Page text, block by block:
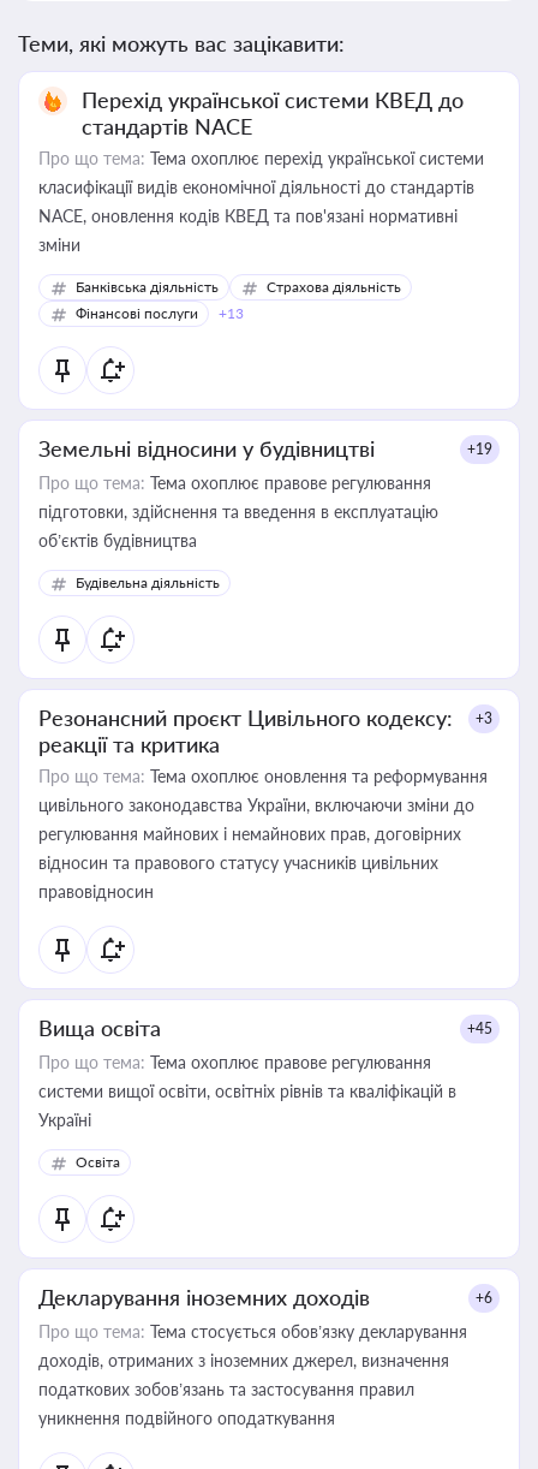
Теми, які можуть вас зацікавити:
Перехід української системи КВЕД до
стандартів NACE
Про що тема: Тема охоплює перехід української системи
класифікації видів економічної діяльності до стандартів
NACE, оновлення кодів КВЕД та пов'язані нормативні
зміни
Банківська діяльність
Страхова діяльність
Фінансові послуги
+13
Земельні відносини у будівництві +19
Про що тема: Тема охоплює правове регулювання
підготовки, здійснення та введення в експлуатацію
об’єктів будівництва
Будівельна діяльність
Резонансний проєкт Цивільного кодексу:
реакції та критика
+3
Про що тема: Тема охоплює оновлення та реформування
цивільного законодавства України, включаючи зміни до
регулювання майнових і немайнових прав, договірних
відносин та правового статусу учасників цивільних
правовідносин
Вища освіта +45
Про що тема: Тема охоплює правове регулювання
системи вищої освіти, освітніх рівнів та кваліфікацій в
Україні
Освіта
Декларування іноземних доходів +6
Про що тема: Тема стосується обов’язку декларування
доходів, отриманих з іноземних джерел, визначення
податкових зобов’язань та застосування правил
уникнення подвійного оподаткування